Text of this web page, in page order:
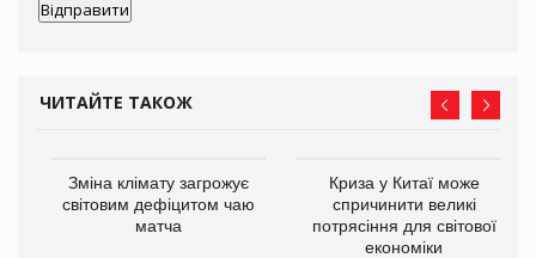
ЧИТАЙТЕ ТАКОЖ
Зміна клімату загрожує
світовим дефіцитом чаю
матча
Криза у Китаї може
спричинити великі
потрясіння для світової
економіки